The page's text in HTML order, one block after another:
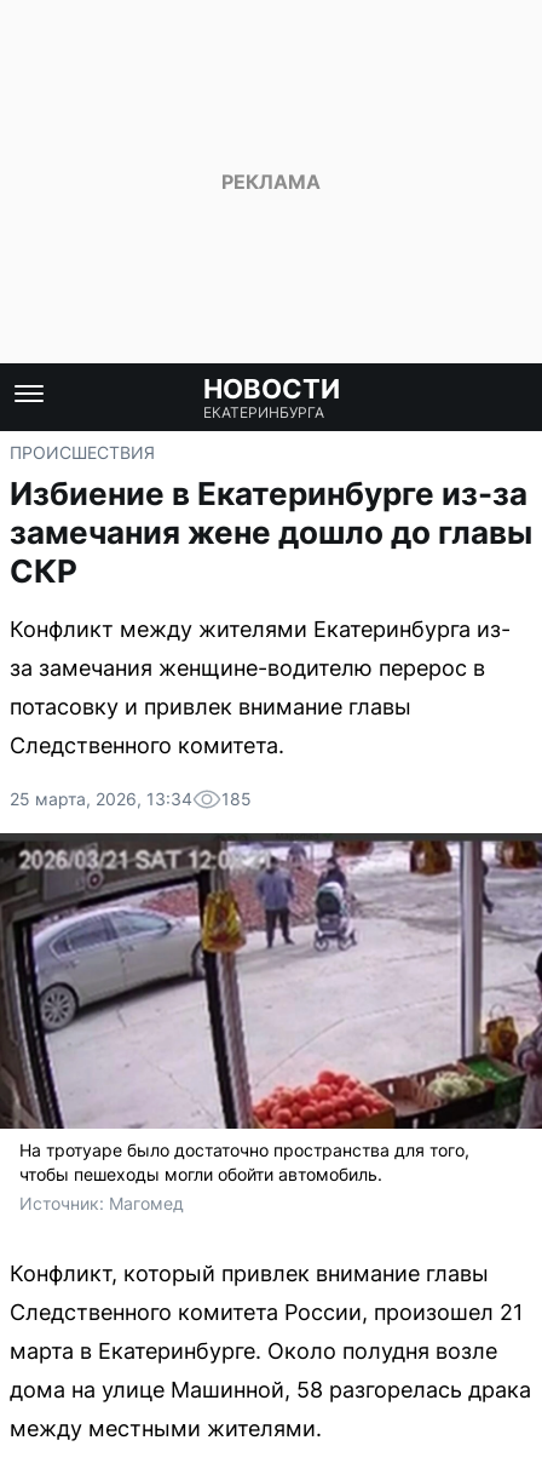
НОВОСТИ
ЕКАТЕРИНБУРГА
ПРОИСШЕСТВИЯ
Избиение в Екатеринбурге из-за
замечания жене дошло до главы
СКР
Конфликт между жителями Екатеринбурга из-
за замечания женщине-водителю перерос в
потасовку и привлек внимание главы
Следственного комитета.
25 марта, 2026, 13:34 185
На тротуаре было достаточно пространства для того,
чтобы пешеходы могли обойти автомобиль.
Источник: Магомед
Конфликт, который привлек внимание главы
Следственного комитета России, произошел 21
марта в Екатеринбурге. Около полудня возле
дома на улице Машинной, 58 разгорелась драка
между местными жителями.